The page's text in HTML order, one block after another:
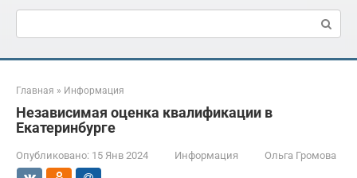
Поиск:
Главная » Информация
Независимая оценка квалификации в
Екатеринбурге
Опубликовано: 15 Янв 2024 Информация Ольга Громова